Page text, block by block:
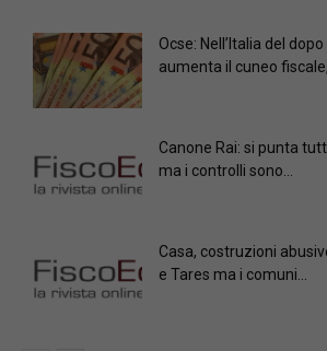
Ocse: Nell’Italia del
aumenta il cuneo
Canone Rai: si punta
ma i controlli sono...
Casa, costruzioni
e Tares ma i comuni...